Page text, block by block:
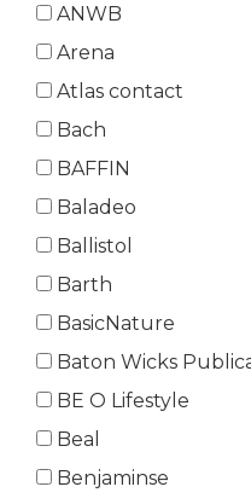
ANWB
Arena
Atlas contact
Bach
BAFFIN
Baladeo
Ballistol
Barth
BasicNature
Baton Wicks
BE O Lifestyle
Beal
Benjaminse